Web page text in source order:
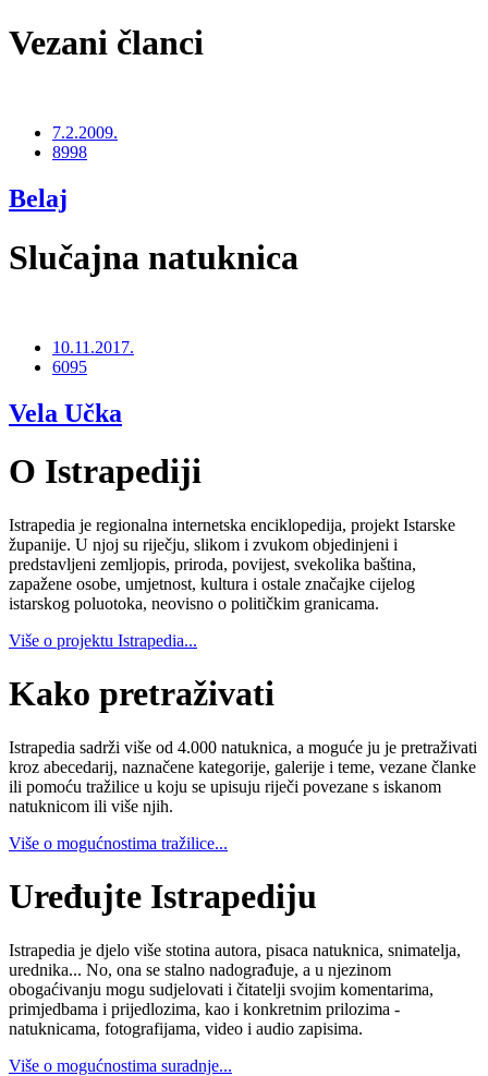
Vezani članci
7.2.2009.
8998
Belaj
Slučajna natuknica
10.11.2017.
6095
Vela Učka
O Istrapediji
Istrapedia je regionalna internetska enciklopedija, projekt Istarske
županije. U njoj su riječju, slikom i zvukom objedinjeni i
predstavljeni zemljopis, priroda, povijest, svekolika baština,
zapažene osobe, umjetnost, kultura i ostale značajke cijelog
istarskog poluotoka, neovisno o političkim granicama.
Više o projektu Istrapedia...
Kako pretraživati
Istrapedia sadrži više od 4.000 natuknica, a moguće ju je pretraživati
kroz abecedarij, naznačene kategorije, galerije i teme, vezane članke
ili pomoću tražilice u koju se upisuju riječi povezane s iskanom
natuknicom ili više njih.
Više o mogućnostima tražilice...
Uređujte Istrapediju
Istrapedia je djelo više stotina autora, pisaca natuknica, snimatelja,
urednika... No, ona se stalno nadograđuje, a u njezinom
obogaćivanju mogu sudjelovati i čitatelji svojim komentarima,
primjedbama i prijedlozima, kao i konkretnim prilozima -
natuknicama, fotografijama, video i audio zapisima.
Više o mogućnostima suradnje...